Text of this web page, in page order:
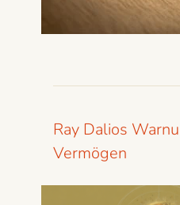
Ray Dalios
Vermögen